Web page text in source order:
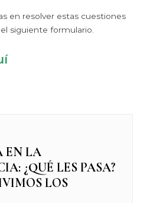
en resolver estas cuestiones
siguiente formulario.
EN LA
¿QUÉ LES PASA?
LOS